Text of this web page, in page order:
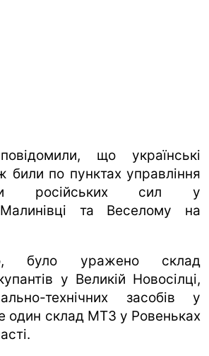
що українські
били по пунктах управління
російських сил у
та Веселому на
було уражено склад
у Великій Новосілці,
технічних засобів у
один склад МТЗ у Ровеньках